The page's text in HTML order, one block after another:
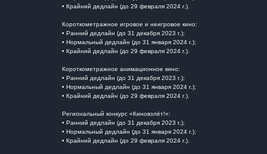
• Крайний дедлайн (до 29 февраля 2024 г.).
Короткометражное игровое и неигровое кино:
• Ранний дедлайн (до 31 декабря 2023 г.);
• Нормальный дедлайн (до 31 января 2024 г.);
• Крайний дедлайн (до 29 февраля 2024 г.).
Короткометражное анимационное кино:
• Ранний дедлайн (до 31 декабря 2023 г.);
• Нормальный дедлайн (до 31 января 2024 г.);
• Крайний дедлайн (до 29 февраля 2024 г.).
Региональный конкурс «Киновзлёт!»:
• Ранний дедлайн (до 31 декабря 2023 г.);
• Нормальный дедлайн (до 31 января 2024 г.);
• Крайний дедлайн (до 29 февраля 2024 г.).